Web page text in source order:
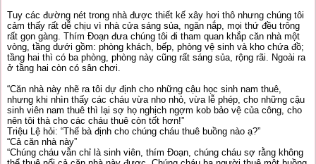
Tuy các đường nét trong nhà được thiết kế xây hơi thô nhưng chúng tôi
cảm thấy rất dễ chịu vì nhà cửa sáng sủa, ngăn nắp, mọi thứ đều trông
rất gọn gàng. Thím Đoạn đưa chúng tôi đi tham quan khắp căn nhà một
vòng, tầng dưới gồm: phòng khách, bếp, phòng vệ sinh và kho chứa đồ;
tầng hai thì có ba phòng, phòng này cũng rất sáng sủa, rộng rãi. Ngoài ra
ở tầng hai còn có sân chơi.
“Căn nhà này nhẽ ra tôi dự định cho những cậu học sinh nam thuê,
nhưng khi nhìn thấy các cháu vừa nho nhỏ, vừa lễ phép, cho những cậu
sinh viên nam thuê thì lại sợ họ nghịch ngợm kob bảo vệ của công, cho
nên tôi thà cho các cháu thuê còn tốt hơn!”
Triệu Lệ hỏi: “Thế bà định cho chúng cháu thuê buồng nào ạ?”
“Cả căn nhà này”
“Chúng cháu vẫn chỉ là sinh viên, thím Đoạn, chúng cháu sợ rằng không